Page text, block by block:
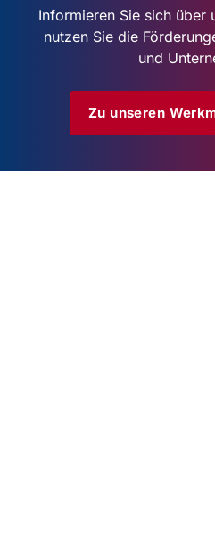
Informieren Sie sich über
nutzen Sie die
und
Zu unseren